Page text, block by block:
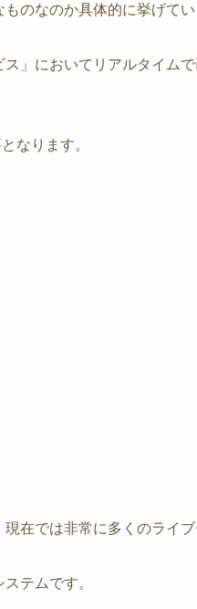
のなのか具体的に挙げてい
」においてリアルタイム
なります。
在では非常に多くのライ
テムです。